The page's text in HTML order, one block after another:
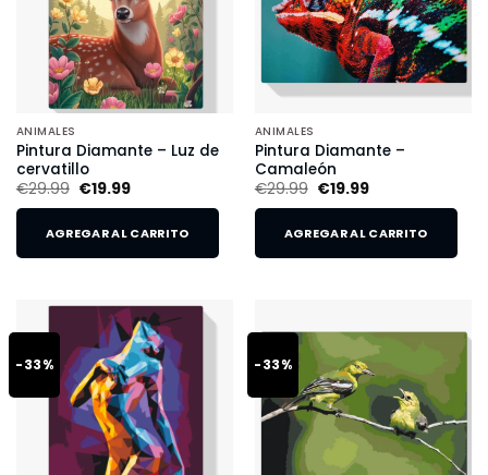
ANIMALES
Pintura Diamante – Luz de
cervatillo
€29.99 €19.99
AGREGAR AL CARRITO
ANIMALES
Pintura Diamante –
Camaleón
€29.99 €19.99
AGREGAR AL CARRITO
-33% -33%